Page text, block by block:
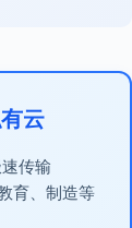
云
传输
育、制造等